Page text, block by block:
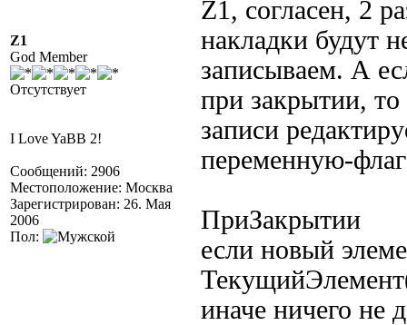
Z1
God Member
Отсутствует
I Love YaBB 2!
Сообщений: 2906
Местоположение: Москва
Зарегистрирован: 26. Мая
2006
Пол:
Z1, согласен, 2
накладки будут
записываем. А
при закрытии,
записи
переменную-
ПриЗакрытии
если новый
иначе ничего не